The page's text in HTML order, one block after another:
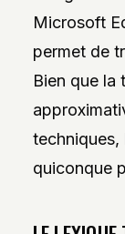
Microsoft
permet de
Bien que la
techniques,
quiconque